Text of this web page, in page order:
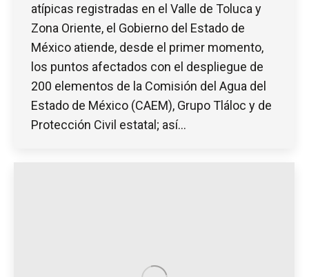
atípicas registradas en el Valle de Toluca y
Zona Oriente, el Gobierno del Estado de
México atiende, desde el primer momento,
los puntos afectados con el despliegue de
200 elementos de la Comisión del Agua del
Estado de México (CAEM), Grupo Tláloc y de
Protección Civil estatal; así…